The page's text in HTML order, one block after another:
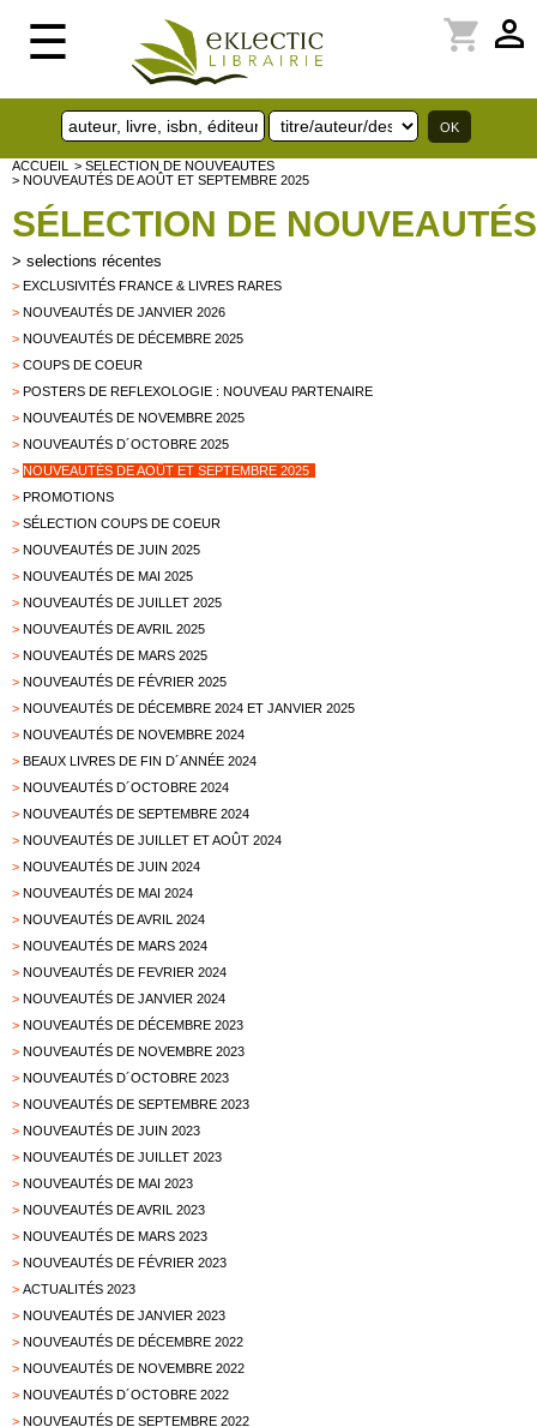
☰ perm_identity
shopping_cart
ACCUEIL
> SELECTION DE NOUVEAUTES
> NOUVEAUTÉS DE AOÛT ET SEPTEMBRE 2025
SÉLECTION DE NOUVEAUTÉS
> selections récentes
> EXCLUSIVITÉS FRANCE & LIVRES RARES
> NOUVEAUTÉS DE JANVIER 2026
> NOUVEAUTÉS DE DÉCEMBRE 2025
> COUPS DE COEUR
> POSTERS DE REFLEXOLOGIE : NOUVEAU PARTENAIRE
> NOUVEAUTÉS DE NOVEMBRE 2025
> NOUVEAUTÉS D´OCTOBRE 2025
> NOUVEAUTÉS DE AOÛT ET SEPTEMBRE 2025
> PROMOTIONS
> SÉLECTION COUPS DE COEUR
> NOUVEAUTÉS DE JUIN 2025
> NOUVEAUTÉS DE MAI 2025
> NOUVEAUTÉS DE JUILLET 2025
> NOUVEAUTÉS DE AVRIL 2025
> NOUVEAUTÉS DE MARS 2025
> NOUVEAUTÉS DE FÉVRIER 2025
> NOUVEAUTÉS DE DÉCEMBRE 2024 ET JANVIER 2025
> NOUVEAUTÉS DE NOVEMBRE 2024
> BEAUX LIVRES DE FIN D´ANNÉE 2024
> NOUVEAUTÉS D´OCTOBRE 2024
> NOUVEAUTÉS DE SEPTEMBRE 2024
> NOUVEAUTÉS DE JUILLET ET AOÛT 2024
> NOUVEAUTÉS DE JUIN 2024
> NOUVEAUTÉS DE MAI 2024
> NOUVEAUTÉS DE AVRIL 2024
> NOUVEAUTÉS DE MARS 2024
> NOUVEAUTÉS DE FEVRIER 2024
> NOUVEAUTÉS DE JANVIER 2024
> NOUVEAUTÉS DE DÉCEMBRE 2023
> NOUVEAUTÉS DE NOVEMBRE 2023
> NOUVEAUTÉS D´OCTOBRE 2023
> NOUVEAUTÉS DE SEPTEMBRE 2023
> NOUVEAUTÉS DE JUIN 2023
> NOUVEAUTÉS DE JUILLET 2023
> NOUVEAUTÉS DE MAI 2023
> NOUVEAUTÉS DE AVRIL 2023
> NOUVEAUTÉS DE MARS 2023
> NOUVEAUTÉS DE FÉVRIER 2023
> ACTUALITÉS 2023
> NOUVEAUTÉS DE JANVIER 2023
> NOUVEAUTÉS DE DÉCEMBRE 2022
> NOUVEAUTÉS DE NOVEMBRE 2022
> NOUVEAUTÉS D´OCTOBRE 2022
> NOUVEAUTÉS DE SEPTEMBRE 2022